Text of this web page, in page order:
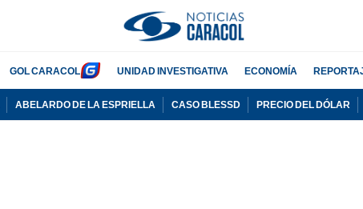
GOL CARACOL UNIDAD INVESTIGATIVA ECONOMÍA
ABELARDO DE LA ESPRIELLA CASO BLESSD PRECIO DEL DÓLAR